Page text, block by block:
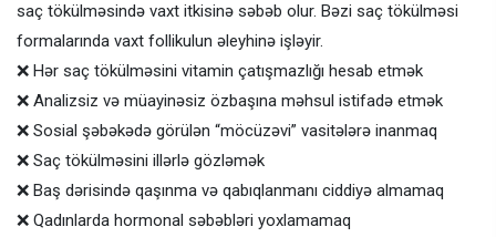
saç tökülməsində vaxt itkisinə səbəb olur. Bəzi saç tökülməsi
formalarında vaxt follikulun əleyhinə işləyir.
❌ Hər saç tökülməsini vitamin çatışmazlığı hesab etmək
❌ Analizsiz və müayinəsiz özbaşına məhsul istifadə etmək
❌ Sosial şəbəkədə görülən “möcüzəvi” vasitələrə inanmaq
❌ Saç tökülməsini illərlə gözləmək
❌ Baş dərisində qaşınma və qabıqlanmanı ciddiyə almamaq
❌ Qadınlarda hormonal səbəbləri yoxlamamaq